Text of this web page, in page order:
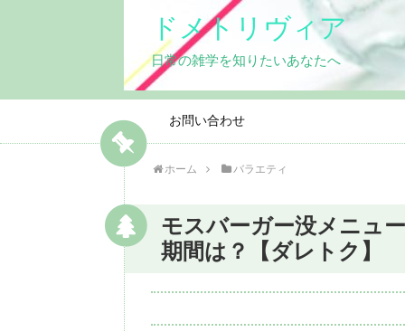
ドメトリヴィア
日常の雑学を知りたいあなたへ
お問い合わせ
ホーム バラエティ
モスバーガー没メニュ
期間は？【ダレトク】